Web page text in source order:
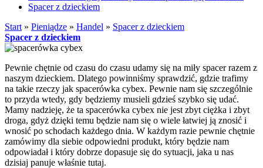
Spacer z dzieckiem
Start » Pieniądze » Handel » Spacer z dzieckiem
Spacer z dzieckiem
Pewnie chętnie od czasu do czasu udamy się na miły spacer razem z
naszym dzieckiem. Dlatego powinniśmy sprawdzić, gdzie trafimy
na takie rzeczy jak spacerówka cybex. Pewnie nam się szczególnie
to przyda wtedy, gdy będziemy musieli gdzieś szybko się udać.
Mamy nadzieję, że ta spacerówka cybex nie jest zbyt ciężka i zbyt
droga, gdyż dzięki temu będzie nam się o wiele łatwiej ją znosić i
wnosić po schodach każdego dnia. W każdym razie pewnie chętnie
zamówimy dla siebie odpowiedni produkt, który będzie nam
odpowiadał i który dobrze dopasuje się do sytuacji, jaka u nas
dzisiaj panuje właśnie tutaj.